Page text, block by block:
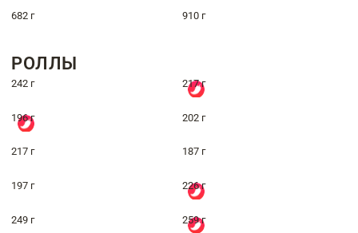
682 г 910 г
РОЛЛЫ
242 г 217 г
196 г 202 г
217 г 187 г
197 г 226 г
249 г 259 г